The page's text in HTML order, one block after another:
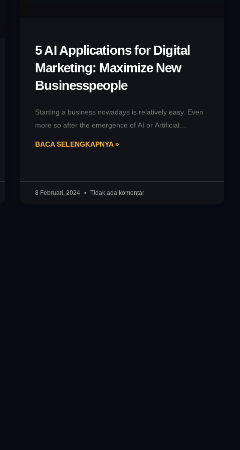
5 AI Applications for Digital
Marketing: Maximize New
Businesspeople
Starting a business nowadays is relatively easy. Even
more so after the emergence of AI or Artificial
BACA SELENGKAPNYA »
8 Februari, 2024 Tidak ada komentar